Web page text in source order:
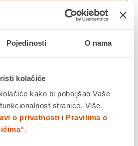
Pojedinosti O nama
kolačiće
kako bi poboljšao Vaše
stranice. Više
o privatnosti i Pravilima o
.
339,00 €
Saznaj više
Internet bankarstvom, karticama
14 dana